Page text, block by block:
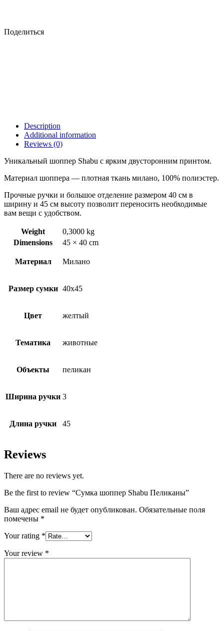
Поделиться
Description
Additional information
Reviews (0)
Уникальный шоппер Shabu с ярким двусторонним принтом.
Материал шоппера — плотная ткань милано, 100% полиэстер.
Прочные ручки и большое отделение размером 40 см в
ширину и 45 см высоту позволит переносить необходимые
вам вещи с удобством.
Weight
0,3000 kg
Dimensions
45 × 40 cm
Материал Милано
Размер сумки 40х45
Цвет желтый
Тематика животные
Объекты пеликан
Ширина ручки 3
Длина ручки 45
Reviews
There are no reviews yet.
Be the first to review “Сумка шоппер Shabu Пеликаны”
Ваш адрес email не будет опубликован. Обязательные поля
помечены *
Your rating *
Your review *